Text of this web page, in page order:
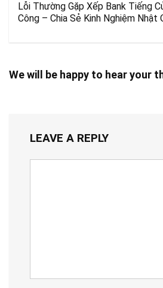
Lỗi Thường Gặp Xếp Bank Tiếng
Công – Chia Sẻ Kinh Nghiệm Nhật
We will be happy to hear your
LEAVE A REPLY